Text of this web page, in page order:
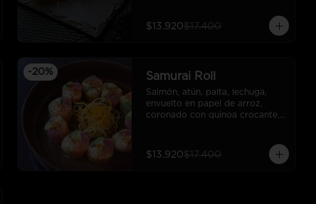
$13.920$17.400
-20% Samurai Roll
Salmón, atún, palta, lechuga,
envuelto en papel de arroz,
coronado con quinoa crocante,
$13.920$17.400